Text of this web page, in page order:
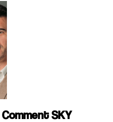
Comment SKY